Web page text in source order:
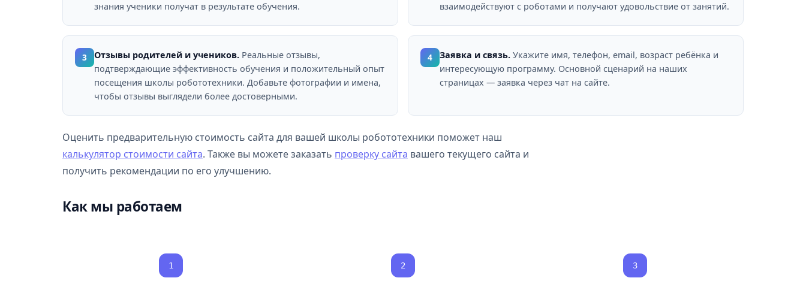
знания ученики получат в результате обучения.
взаимодействуют с роботами и получают удовольствие от занятий.
3 Отзывы родителей и учеников. Реальные отзывы,
подтверждающие эффективность обучения и положительный опыт
посещения школы робототехники. Добавьте фотографии и имена,
чтобы отзывы выглядели более достоверными.
4 Заявка и связь. Укажите имя, телефон, email, возраст ребёнка и
интересующую программу. Основной сценарий на наших
страницах — заявка через чат на сайте.
Оценить предварительную стоимость сайта для вашей школы робототехники поможет наш
калькулятор стоимости сайта. Также вы можете заказать проверку сайта вашего текущего сайта и
получить рекомендации по его улучшению.
Как мы работаем
1 2 3